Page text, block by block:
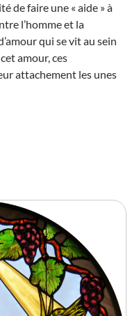
de faire une « aide » à
l’homme et la
qui se vit au sein
amour, ces
attachement les unes
a uni, que l’homme ne le